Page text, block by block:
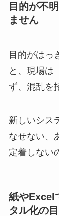
目的が不
ません
目的がはっ
と、現場は
ず、混乱を
新しいシス
なせない、
定着しない
紙やExcel
タル化の